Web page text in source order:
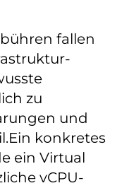
fallen
zu
und
konkretes
ein Virtual
vCPU-